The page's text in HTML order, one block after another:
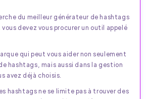
du meilleur générateur de hashtags
devez vous procurer un outil appelé
qui peut vous aider non seulement
hashtags, mais aussi dans la gestion
avez déjà choisis.
hashtags ne se limite pas à trouver des